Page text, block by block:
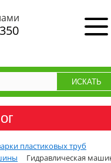
пластиковых труб
Гидравлическая